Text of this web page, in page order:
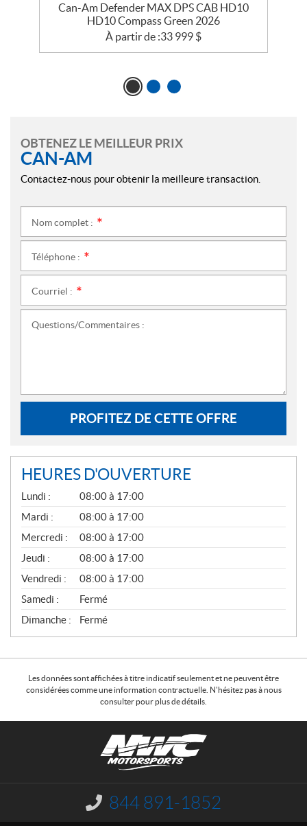
Can-Am Defender MAX DPS CAB HD10
HD10 Compass Green 2026
À partir de :33 999 $
OBTENEZ LE MEILLEUR PRIX
CAN-AM
Contactez-nous pour obtenir la meilleure transaction.
Nom complet :
Téléphone :
Courriel :
Questions/Commentaires :
PROFITEZ DE CETTE OFFRE
HEURES D'OUVERTURE
G
É
N
É
R
A
L
Lundi :
08:00 à 17:00
Mardi :
08:00 à 17:00
Mercredi :
08:00 à 17:00
Jeudi :
08:00 à 17:00
Vendredi :
08:00 à 17:00
Samedi :
Fermé
Dimanche :
Fermé
Les données sont affichées à titre indicatif seulement et ne peuvent être
considérées comme une information contractuelle. N'hésitez pas à nous
consulter pour plus de détails.
I
n
844 891-1852